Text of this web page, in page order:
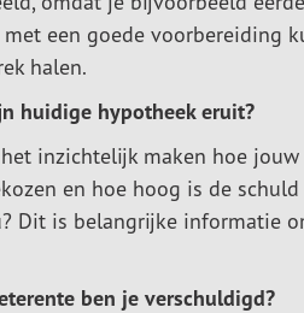
met een goede voorbereiding
halen.
huidige hypotheek eruit?
inzichtelijk maken hoe
en hoe hoog is de
Dit is belangrijke informatie
ben je verschuldigd?